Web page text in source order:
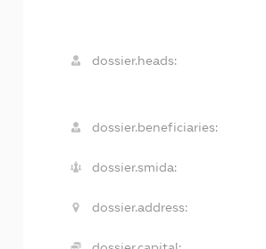
dossier.heads:
dossier.beneficiaries:
dossier.smida:
dossier.address: